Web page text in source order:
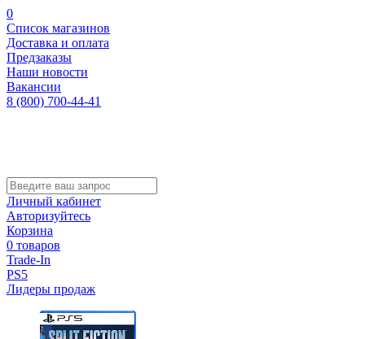
0
Список магазинов
Доставка и оплата
Предзаказы
Наши новости
Вакансии
8 (800) 700-44-41
Личный кабинет
Авторизуйтесь
Корзина
0 товаров
Trade-In
PS5
Лидеры продаж